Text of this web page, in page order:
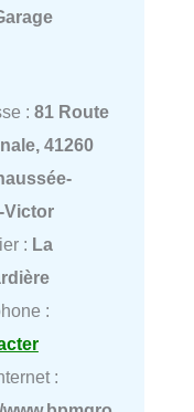
: 81 Route
41260
Victor
: La
:
: